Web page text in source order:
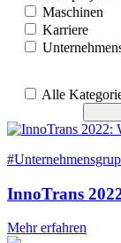
Maschinen
Karriere
Alle
InnoTrans
Mehr erfahren